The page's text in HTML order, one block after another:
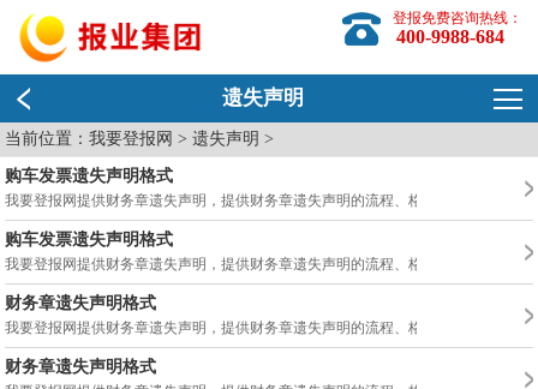
登报免费咨询热线：
400-9988-684
遗失声明
当前位置：我要登报网 >遗失声明 >
购车发票遗失声明格式
我要登报网提供财务章遗失声明，提供财务章遗失声明的流程、格式/范文以及登报
购车发票遗失声明格式
我要登报网提供财务章遗失声明，提供财务章遗失声明的流程、格式/范文以及登报
财务章遗失声明格式
我要登报网提供财务章遗失声明，提供财务章遗失声明的流程、格式/范文以及登报
财务章遗失声明格式